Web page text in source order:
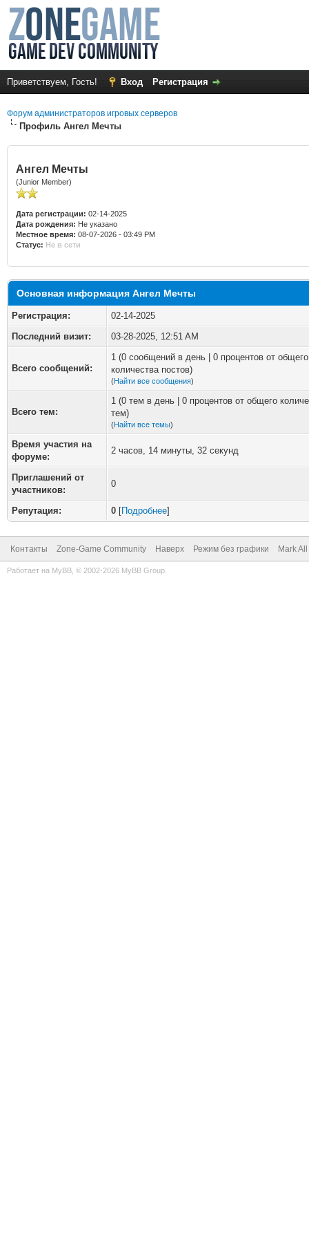
Приветствуем, Гость! Вход Регистрация
Форум администраторов игровых серверов
Профиль Ангел Мечты
Ангел Мечты
(Junior Member)
Дата регистрации: 02-14-2025
Дата рождения: Не указано
Местное время: 08-07-2026 - 03:49 PM
Статус: Не в сети
Основная информация Ангел Мечты
Регистрация:
02-14-2025
Последний визит:
03-28-2025, 12:51 AM
Всего сообщений:
1 (0 сообщений в день | 0 процентов от общего
количества постов)
(Найти все сообщения)
Всего тем:
1 (0 тем в день | 0 процентов от общего
тем)
(Найти все темы)
Время участия на
форуме:
2 часов, 14 минуты, 32 секунд
Приглашений от
участников:
0
Репутация: 0 [Подробнее]
Контакты Zone-Game Community Наверх Режим без графики Mark
Работает на MyBB , © 2002-2026 MyBB Group